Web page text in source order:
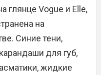
глянце Vogue и Elle,
на
Синие тени,
для губ,
жидкие